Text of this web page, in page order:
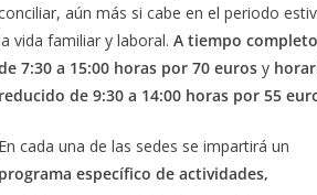
aún más si cabe en el periodo
vida familiar y laboral. A tiempo completo
7:30 a 15:00 horas por 70 euros y
reducido de 9:30 a 14:00 horas por 55
En cada una de las sedes se impartirá un
programa específico de actividades,